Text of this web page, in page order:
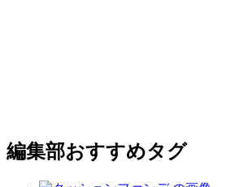
編集部おすすめタグ